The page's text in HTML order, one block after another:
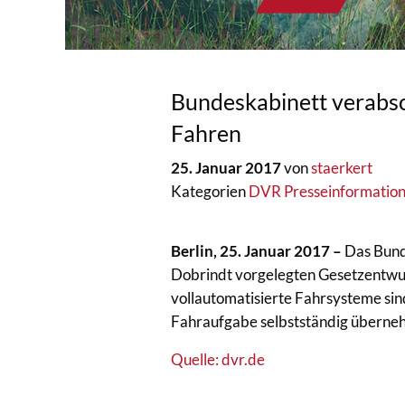
Bundeskabinett
Fahren
25. Januar 2017vonstaerkert
KategorienDVR
Berlin, 25. Januar 2017 – Das
Dobrindt vorgelegten
vollautomatisierte Fahrsysteme
Fahraufgabe selbstständig
Quelle: dvr.de